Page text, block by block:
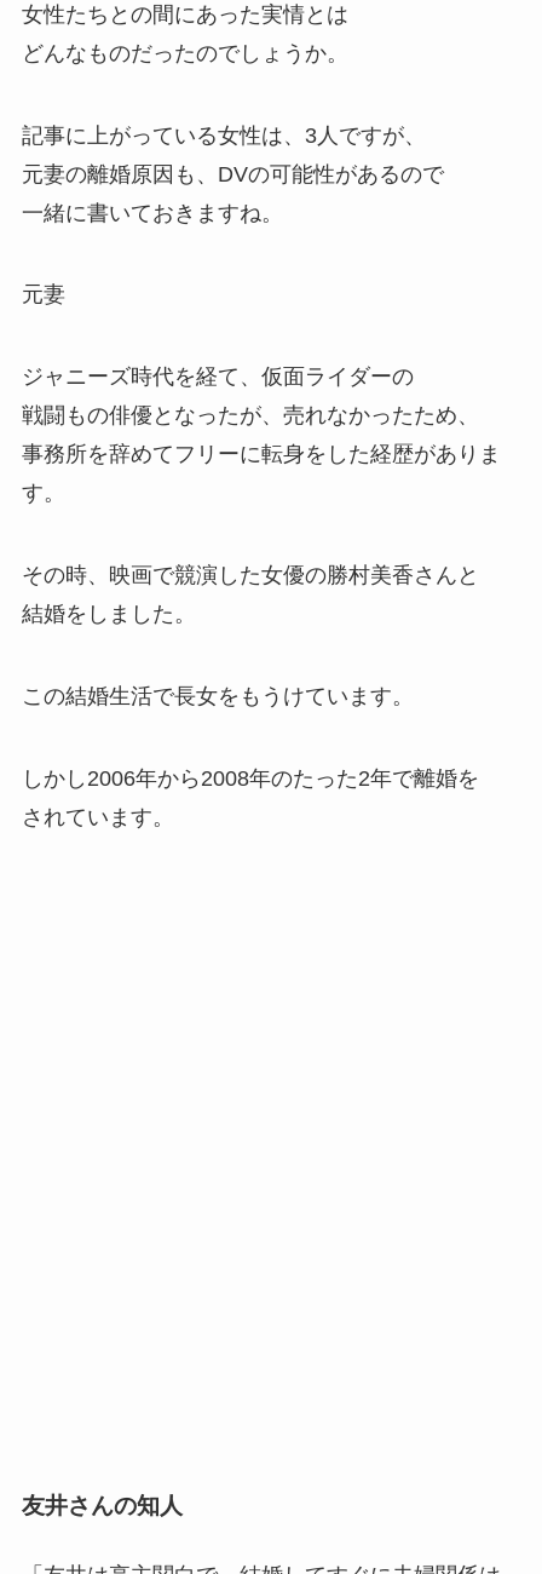
女性たちとの間にあった実情とは
どんなものだったのでしょうか。
記事に上がっている女性は、3人ですが、
元妻の離婚原因も、DVの可能性があるので
一緒に書いておきますね。
元妻
ジャニーズ時代を経て、仮面ライダーの
戦闘もの俳優となったが、売れなかったため、
事務所を辞めてフリーに転身をした経歴がありま
す。
その時、映画で競演した女優の勝村美香さんと
結婚をしました。
この結婚生活で長女をもうけています。
しかし2006年から2008年のたった2年で離婚を
されています。
友井さんの知人